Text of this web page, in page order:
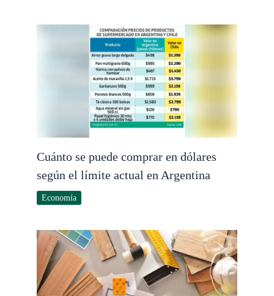
Cuánto se puede comprar en dólares
según el límite actual en Argentina
Economía